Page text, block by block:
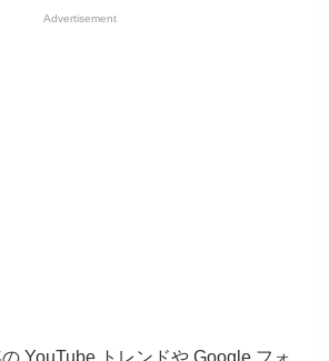
Advertisement
YouTube トレンドや Google フォ